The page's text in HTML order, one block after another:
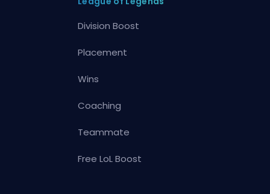
Division Boost
Placement
Wins
Coaching
Teammate
Free LoL Boost